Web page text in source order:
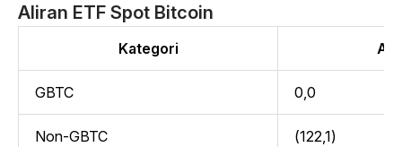
Aliran ETF Spot Bitcoin
Kategori
GBTC 0,0
Non-GBTC (122,1)